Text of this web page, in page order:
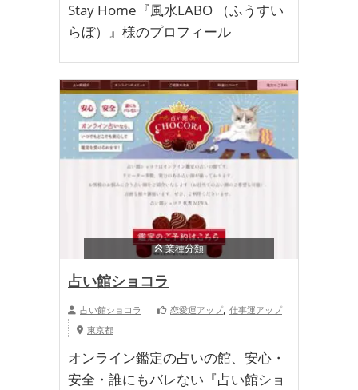
Stay Home『風水LABO （ふうすい
らぼ）』様のプロフィール
業種分類
占い館ショコラ
占い館ショコラ 恋愛運アップ, 仕事運アップ
東京都
オンライン鑑定の占いの館、安心・
安全・誰にもバレない『占い館ショ